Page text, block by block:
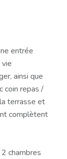
entrée
ainsi que
coin repas /
terrasse et
complètent
chambres